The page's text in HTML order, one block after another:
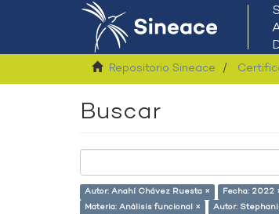
Repositorio Sineace
Buscar
Autor: Anahí Chávez Ruesta × Fecha: 2022
Materia: Análisis funcional ×
Autor: